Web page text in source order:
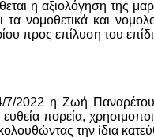
η αξιολόγηση της
νομοθετικά και
προς επίλυση του
7/2022 η Ζωή
πορεία,
την ίδια